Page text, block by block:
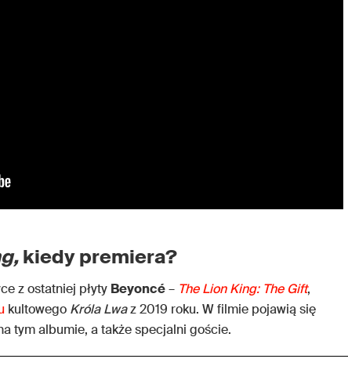
kiedy premiera?
z ostatniej płyty Beyoncé– The Lion King: The Gift,
kultowego Króla Lwaz 2019 roku. W filmie pojawią się
tym albumie, a także specjalni goście.